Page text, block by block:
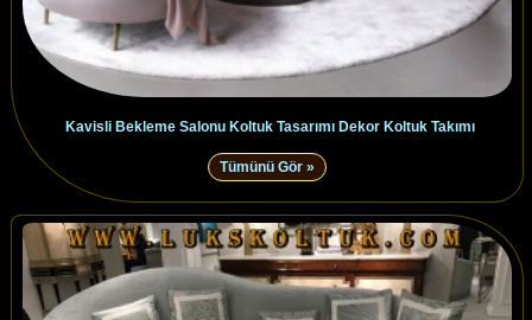
Kavisli Bekleme Salonu Koltuk Tasarımı Dekor Koltuk Takımı
Tümünü Gör »